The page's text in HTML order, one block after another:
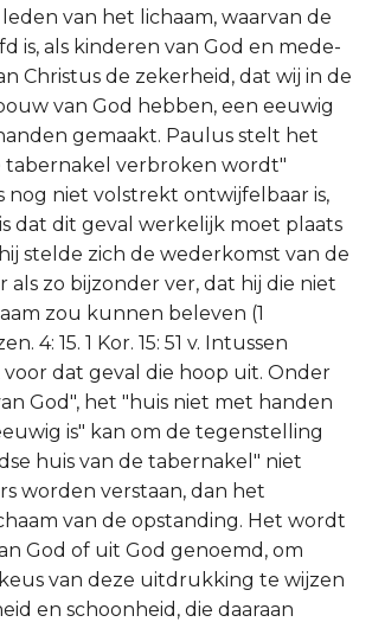
van het lichaam, waarvan de
is, als kinderen van God en mede-
Christus de zekerheid, dat wij in de
van God hebben, een eeuwig
gemaakt. Paulus stelt het
tabernakel verbroken wordt"
nog niet volstrekt ontwijfelbaar is,
dat dit geval werkelijk moet plaats
stelde zich de wederkomst van de
als zo bijzonder ver, dat hij die niet
zou kunnen beleven (1
4: 15. 1 Kor. 15: 51 v. Intussen
dat geval die hoop uit. Onder
God", het "huis niet met handen
is" kan om de tegenstelling
huis van de tabernakel" niet
worden verstaan, dan het
van de opstanding. Het wordt
God of uit God genoemd, om
van deze uitdrukking te wijzen
en schoonheid, die daaraan